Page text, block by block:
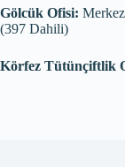
Gölcük Ofisi:
(397 Dahili)
Körfez Tütünçiftlik